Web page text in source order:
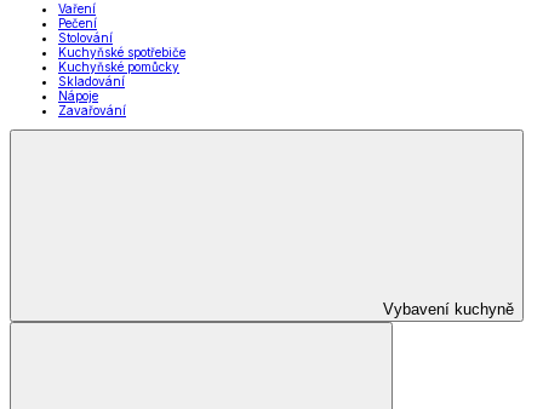
Vaření
Pečení
Stolování
Kuchyňské spotřebiče
Kuchyňské pomůcky
Skladování
Nápoje
Zavařování
Vybavení kuchyně